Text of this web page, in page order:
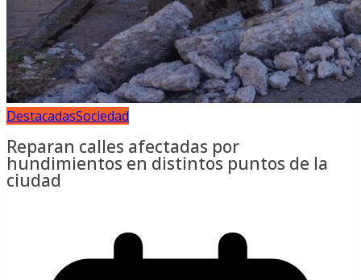
DestacadasSociedad
Reparan calles afectadas por
hundimientos en distintos puntos de la
ciudad